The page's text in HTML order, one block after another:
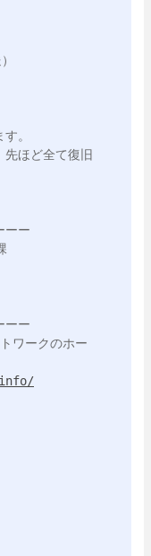
。
ほど全て復旧
ーー
ーー
ワークのホー